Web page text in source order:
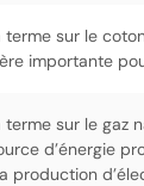
terme sur le
importante
terme sur le gaz
d’énergie
production